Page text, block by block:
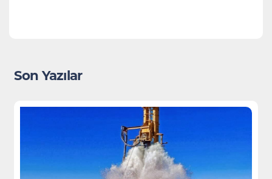
Son Yazılar